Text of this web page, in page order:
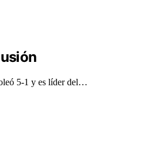
5-1 y es líder del…